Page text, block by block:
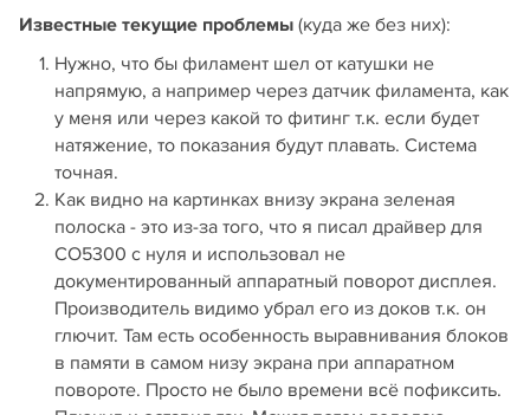
Известные текущие проблемы (куда же без них):
Нужно, что бы филамент шел от катушки не
напрямую, а например через датчик филамента, как
у меня или через какой то фитинг т.к. если будет
натяжение, то показания будут плавать. Система
точная.
Как видно на картинках внизу экрана зеленая
полоска - это из-за того, что я писал драйвер для
CO5300 с нуля и использовал не
документированный аппаратный поворот дисплея.
Производитель видимо убрал его из доков т.к. он
глючит. Там есть особенность выравнивания блоков
в памяти в самом низу экрана при аппаратном
повороте. Просто не было времени всё пофиксить.